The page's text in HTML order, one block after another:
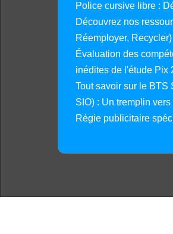
Police cursive libre :
Découvrez nos
Réemployer,
Évaluation des
inédites de l'étude Pix
Tout savoir sur le BTS
SIO) : Un tremplin
Régie publicitaire